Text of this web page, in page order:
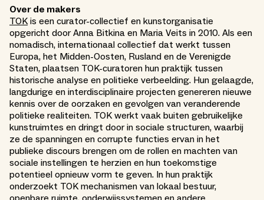
Over de makers
TOKis een curator-collectief en kunstorganisatie
opgericht door Anna Bitkina en Maria Veits in 2010. Als een
nomadisch, internationaal collectief dat werkt tussen
Europa, het Midden-Oosten, Rusland en de Verenigde
Staten, plaatsen TOK-curatoren hun praktijk tussen
historische analyse en politieke verbeelding. Hun gelaagde,
langdurige en interdisciplinaire projecten genereren nieuwe
kennis over de oorzaken en gevolgen van veranderende
politieke realiteiten. TOK werkt vaak buiten gebruikelijke
kunstruimtes en dringt door in sociale structuren, waarbij
ze de spanningen en corrupte functies ervan in het
publieke discours brengen om de rollen en machten van
sociale instellingen te herzien en hun toekomstige
potentieel opnieuw vorm te geven. In hun praktijk
onderzoekt TOK mechanismen van lokaal bestuur,